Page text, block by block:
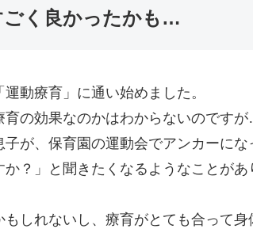
ごく良かったかも…
動療育」に通い始めました。
育の効果なのかはわからないのです
が、保育園の運動会でアンカーに
？」と聞きたくなるようなことがあ
しれないし、療育がとても合って身